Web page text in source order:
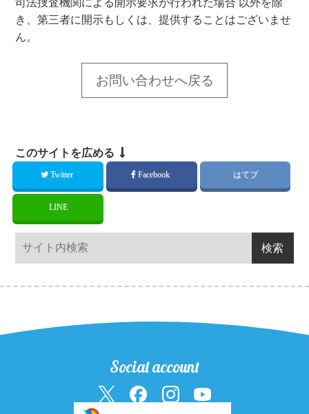
司法捜査機関による開示要求が行われた場合 以外を除
き、第三者に開示もしくは、提供することはございませ
ん。
お問い合わせへ戻る
このサイトを広める
Twitter Facebook はてブ
LINE
Social account